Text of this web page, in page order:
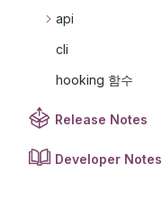
api
cli
hooking 함수
Release Notes
Developer Notes